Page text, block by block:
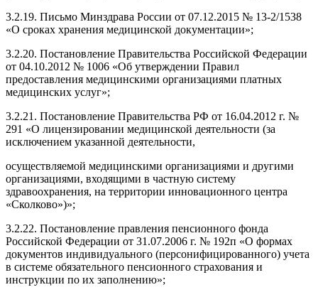
3.2.19. Письмо Минздрава России от 07.12.2015 № 13-2/1538
«О сроках хранения медицинской документации»;
3.2.20. Постановление Правительства Российской Федерации
от 04.10.2012 № 1006 «Об утверждении Правил
предоставления медицинскими организациями платных
медицинских услуг»;
3.2.21. Постановление Правительства РФ от 16.04.2012 г. №
291 «О лицензировании медицинской деятельности (за
исключением указанной деятельности,
осуществляемой медицинскими организациями и другими
организациями, входящими в частную систему
здравоохранения, на территории инновационного центра
«Сколково»)»;
3.2.22. Постановление правления пенсионного фонда
Российской Федерации от 31.07.2006 г. № 192п «О формах
документов индивидуального (персонифицированного) учета
в системе обязательного пенсионного страхования и
инструкции по их заполнению»;